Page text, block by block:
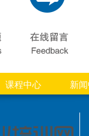
课程中心 新